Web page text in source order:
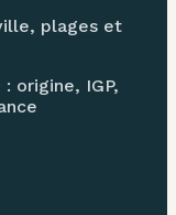
plages et
origine, IGP,